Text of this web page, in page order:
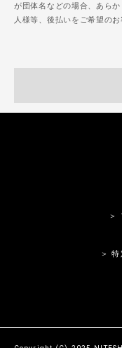
が団体名などの場合、あら
人様等、後払いをご希望の
＞
＞